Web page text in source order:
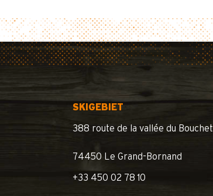
SKIGEBIET
388 route de la vallée du Bouchet
74450 Le Grand-Bornand
+33 450 02 78 10